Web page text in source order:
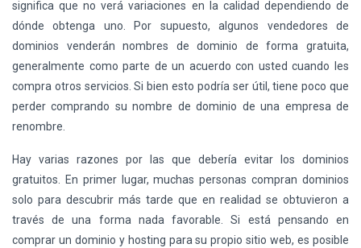
significa que no verá variaciones en la calidad dependiendo de
dónde obtenga uno. Por supuesto, algunos vendedores de
dominios venderán nombres de dominio de forma gratuita,
generalmente como parte de un acuerdo con usted cuando les
compra otros servicios. Si bien esto podría ser útil, tiene poco que
perder comprando su nombre de dominio de una empresa de
renombre.
Hay varias razones por las que debería evitar los dominios
gratuitos. En primer lugar, muchas personas compran dominios
solo para descubrir más tarde que en realidad se obtuvieron a
través de una forma nada favorable. Si está pensando en
comprar un dominio y hosting para su propio sitio web, es posible